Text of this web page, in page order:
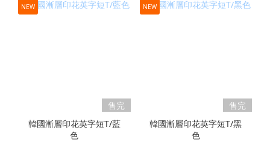
NEW
售完
韓國漸層印花英字短T/藍
色
NEW
售完
韓國漸層印花英字短T/黑
色